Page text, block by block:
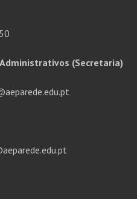
(Secretaria)